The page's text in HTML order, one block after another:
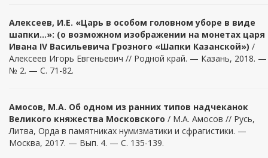
Алексеев, И.Е. «Царь в особом головном уборе в виде
шапки…»: (о возможном изображении на монетах царя
Ивана IV Васильевича Грозного «Шапки Казанской») /
Алексеев Игорь Евгеньевич // Родной край. — Казань, 2018. —
№ 2. — С. 71-82.
Амосов, М.А. Об одном из ранних типов надчеканок
Великого княжества Московского / М.А. Амосов // Русь,
Литва, Орда в памятниках нумизматики и сфрагистики. —
Москва, 2017. — Вып. 4. — С. 135-139.